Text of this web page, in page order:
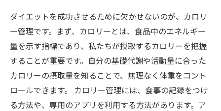
ダイエットを成功させるために欠かせないのが、カロリ
ー管理です。まず、カロリーとは、食品中のエネルギー
量を示す指標であり、私たちが摂取するカロリーを把握
することが重要です。自分の基礎代謝や活動量に合った
カロリーの摂取量を知ることで、無理なく体重をコント
ロールできます。 カロリー管理には、食事の記録をつけ
る方法や、専用のアプリを利用する方法があります。ア